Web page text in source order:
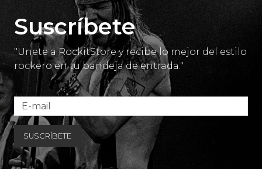
Suscríbete
"Unete a RockitStore y recibe lo mejor del estilo
rockero en tu bandeja de entrada."